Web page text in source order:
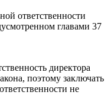
ответственности
главами 37
директора
поэтому заключать
не